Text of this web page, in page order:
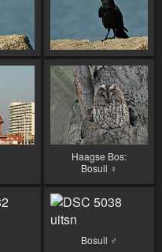
Haagse Bos:
Bosuil ♀
Bosuil ♂